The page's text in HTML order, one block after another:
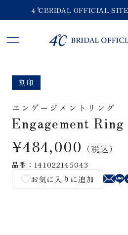
４℃BRIDAL OFFICIAL SITE
刻印
エンゲージメントリング
Engagement Ring
¥484,000 （税込）
品番：141022145043
お気に入りに追加